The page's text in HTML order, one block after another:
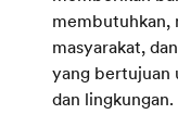
membutuhkan,
masyarakat,
yang bertujuan
dan lingkungan.